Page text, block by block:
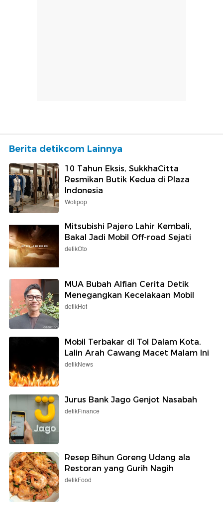
Berita detikcom Lainnya
10 Tahun Eksis, SukkhaCitta
Resmikan Butik Kedua di Plaza
Indonesia
Wolipop
Mitsubishi Pajero Lahir Kembali,
Bakal Jadi Mobil Off-road Sejati
detikOto
MUA Bubah Alfian Cerita Detik
Menegangkan Kecelakaan Mobil
detikHot
Mobil Terbakar di Tol Dalam Kota,
Lalin Arah Cawang Macet Malam Ini
detikNews
Jurus Bank Jago Genjot Nasabah
detikFinance
Resep Bihun Goreng Udang ala
Restoran yang Gurih Nagih
detikFood